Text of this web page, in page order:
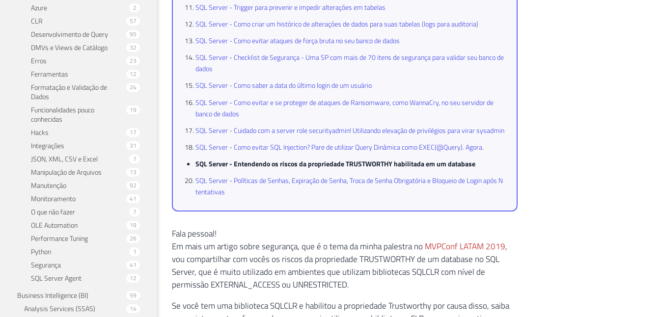
Azure 2
CLR 57
Desenvolvimento de Query 95
DMVs e Views de Catálogo 32
Erros 23
Ferramentas 12
Formatação e Validação de
Dados
24
Funcionalidades pouco
conhecidas
19
Hacks 17
Integrações 31
JSON, XML, CSV e Excel 7
Manipulação de Arquivos 13
Manutenção 92
Monitoramento 41
O que não fazer 7
OLE Automation 19
Performance Tuning 26
Python 1
Segurança 41
SQL Server Agent 12
Business Intelligence (BI) 59
Analysis Services (SSAS) 14
SQL Server - Trigger para prevenir e impedir alterações em tabelas
SQL Server - Como criar um histórico de alterações de dados para suas tabelas (logs para auditoria)
SQL Server - Como evitar ataques de força bruta no seu banco de dados
SQL Server - Checklist de Segurança - Uma SP com mais de 70 itens de segurança para validar seu banco de
dados
SQL Server - Como saber a data do último login de um usuário
SQL Server - Como evitar e se proteger de ataques de Ransomware, como WannaCry, no seu servidor de
banco de dados
SQL Server - Cuidado com a server role securityadmin! Utilizando elevação de privilégios para virar sysadmin
SQL Server - Como evitar SQL Injection? Pare de utilizar Query Dinâmica como EXEC(@Query). Agora.
SQL Server - Entendendo os riscos da propriedade TRUSTWORTHY habilitada em um database
SQL Server - Políticas de Senhas, Expiração de Senha, Troca de Senha Obrigatória e Bloqueio de Login após N
tentativas
Fala pessoal!
Em mais um artigo sobre segurança, que é o tema da minha palestra no MVPConf LATAM 2019,
vou compartilhar com vocês os riscos da propriedade TRUSTWORTHY de um database no SQL
Server, que é muito utilizado em ambientes que utilizam bibliotecas SQLCLR com nível de
permissão EXTERNAL_ACCESS ou UNRESTRICTED.
Se você tem uma biblioteca SQLCLR e habilitou a propriedade Trustworthy por causa disso, saiba